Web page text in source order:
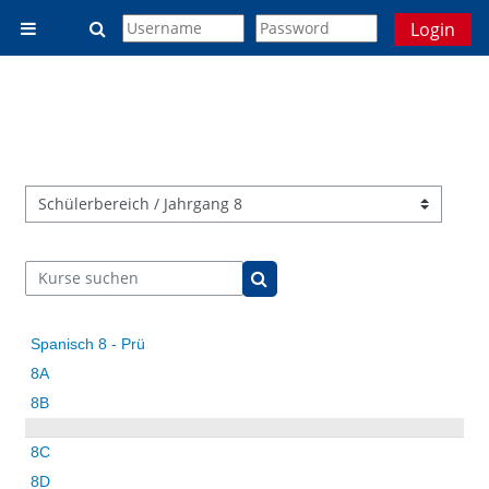
Website-Übersicht
Sucheingabe umschalten Login
Kursbereiche
Kurse suchen
Kurse suchen
Spanisch 8 - Prü
8A
8B
8C
8D